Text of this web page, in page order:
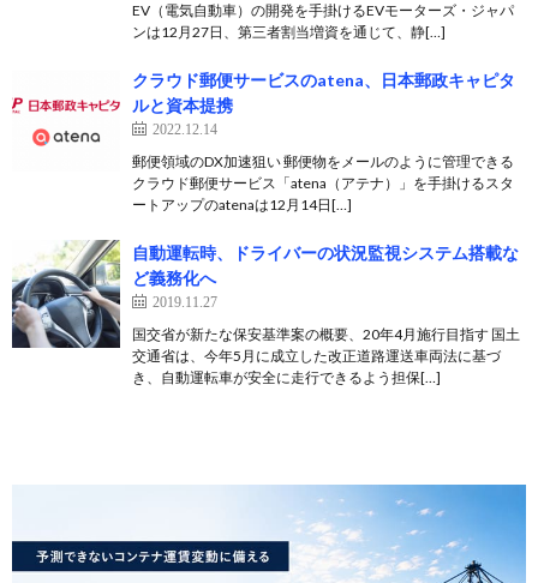
EV（電気自動車）の開発を手掛けるEVモーターズ・ジャパ
ンは12月27日、第三者割当増資を通じて、静[…]
クラウド郵便サービスのatena、日本郵政キャピタ
ルと資本提携
2022.12.14
郵便領域のDX加速狙い 郵便物をメールのように管理できる
クラウド郵便サービス「atena（アテナ）」を手掛けるスタ
ートアップのatenaは12月14日[…]
自動運転時、ドライバーの状況監視システム搭載な
ど義務化へ
2019.11.27
国交省が新たな保安基準案の概要、20年4月施行目指す 国土
交通省は、今年5月に成立した改正道路運送車両法に基づ
き、自動運転車が安全に走行できるよう担保[…]